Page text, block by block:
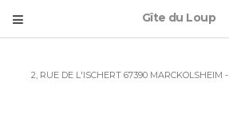
Gîte du Loup
2, RUE DE L'ISCHERT 67390 MARCKOLSHEIM -